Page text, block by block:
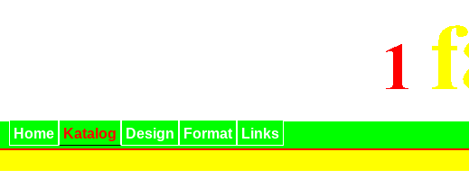
Home Katalog Design Format Links